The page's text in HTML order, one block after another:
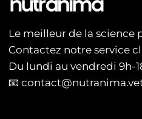
Le meilleur de la science
Contactez notre service
Du lundi au vendredi 9h-
📧